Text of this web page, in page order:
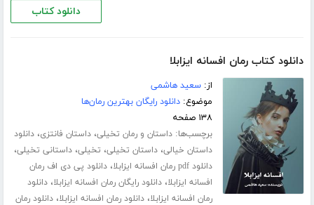
دانلود کتاب
دانلود کتاب رمان افسانه ایزابلا
از:سعید هاشمی
موضوع:دانلود رایگان بهترین رمان‌ها
۱۳۸ صفحه
برچسب‌ها:داستان و رمان تخیلی،داستان فانتزی،دانلود
داستان خیالی،داستان تخیلی، تخیلی،داستانی تخیلی،
دانلود pdf رمان افسانه ایزابلا ،دانلود پی دی اف رمان
افسانه ایزابلا،دانلود رایگان رمان افسانه ایزابلا،دانلود
رمان افسانه ایزابلا،دانلود رمان افسانه ایزابلا،دانلود رمان